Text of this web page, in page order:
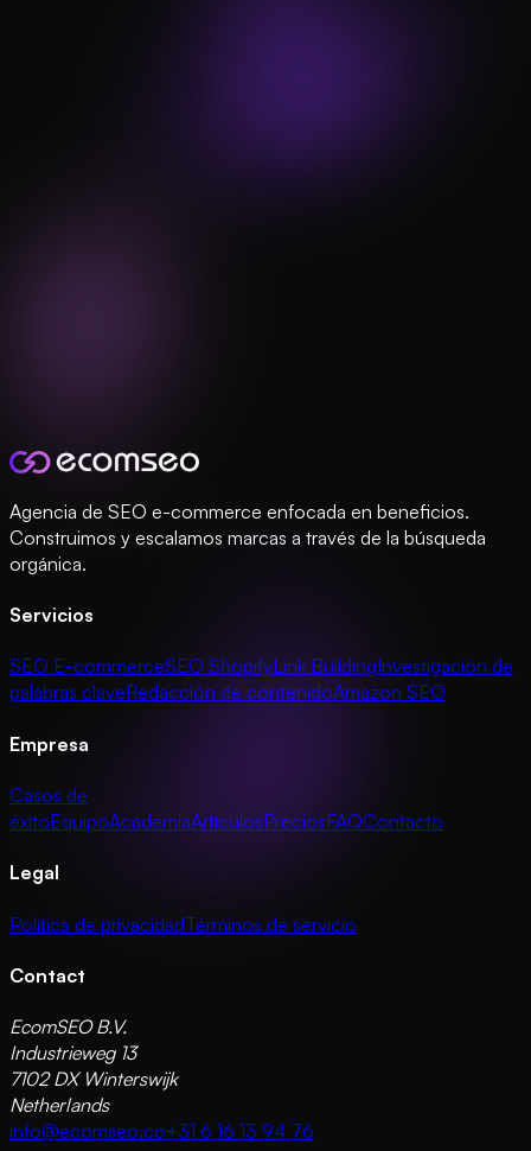
Agencia de SEO e-commerce enfocada en beneficios.
Construimos y escalamos marcas a través de la búsqueda
orgánica.
Servicios
SEO E-commerceSEO ShopifyLink BuildingInvestigación de
palabras claveRedacción de contenidoAmazon SEO
Empresa
Casos de
éxitoEquipoAcademiaArtículosPreciosFAQContacto
Legal
Política de privacidadTérminos de servicio
Contact
EcomSEO B.V.
Industrieweg 13
7102 DX Winterswijk
Netherlands
info@ecomseo.co+31 6 16 13 94 76